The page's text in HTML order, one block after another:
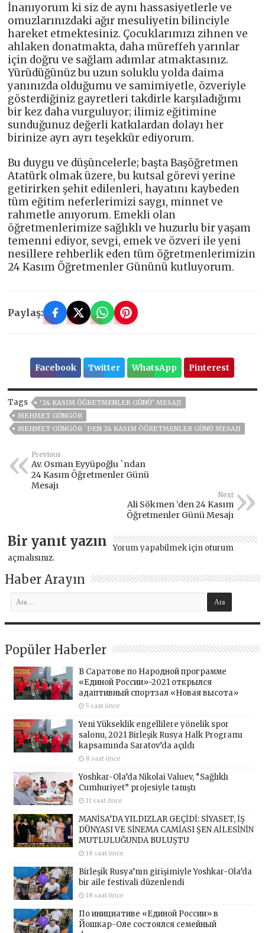
İnanıyorum ki siz de aynı hassasiyetlerle ve
omuzlarınızdaki ağır mesuliyetin bilinciyle
hareket etmektesiniz. Çocuklarımızı zihnen ve
ahlaken donatmakta, daha müreffeh yarınlar
için doğru ve sağlam adımlar atmaktasınız.
Yürüdüğünüz bu uzun soluklu yolda daima
yanınızda olduğumu ve samimiyetle, özveriyle
gösterdiğiniz gayretleri takdirle karşıladığımı
bir kez daha vurguluyor; ilimiz eğitimine
sunduğunuz değerli katkılardan dolayı her
birinize ayrı ayrı teşekkür ediyorum.
Bu duygu ve düşüncelerle; başta Başöğretmen
Atatürk olmak üzere, bu kutsal görevi yerine
getirirken şehit edilenleri, hayatını kaybeden
tüm eğitim neferlerimizi saygı, minnet ve
rahmetle anıyorum. Emekli olan
öğretmenlerimize sağlıklı ve huzurlu bir yaşam
temenni ediyor, sevgi, emek ve özveri ile yeni
nesillere rehberlik eden tüm öğretmenlerimizin
24 Kasım Öğretmenler Gününü kutluyorum.
Paylaş:
Facebook Twitter WhatsApp Pinterest
Tags
‘24 KASIM ÖĞRETMENLER GÜNÜ’ MESAJI
MEHMET GÜNGÖR
MEHMET GÜNGÖR `DEN 24 KASIM ÖĞRETMENLER GÜNÜ MESAJI
Previous
Av. Osman Eyyüpoğlu `ndan
24 Kasım Öğretmenler Günü
Mesajı
Next
Ali Sökmen ‘den 24 Kasım
Öğretmenler Günü Mesajı
Bir yanıt yazın Yorum yapabilmek için oturum
açmalısınız.
Haber Arayın
Popüler Haberler
В Саратове по Народной программе
«Единой России»-2021 открылся
адаптивный спортзал «Новая высота»
5 saat önce
Yeni Yükseklik engellilere yönelik spor
salonu, 2021 Birleşik Rusya Halk Programı
kapsamında Saratov’da açıldı
8 saat önce
Yoshkar-Ola’da Nikolai Valuev, “Sağlıklı
Cumhuriyet” projesiyle tanıştı
11 saat önce
MANİSA’DA YILDIZLAR GEÇİDİ: SİYASET, İŞ
DÜNYASI VE SİNEMA CAMİASI ŞEN AİLESİNİN
MUTLULUĞUNDA BULUŞTU
18 saat önce
Birleşik Rusya’nın girişimiyle Yoshkar-Ola’da
bir aile festivali düzenlendi
18 saat önce
По инициативе «Единой России» в
Йошкар-Оле состоялся семейный